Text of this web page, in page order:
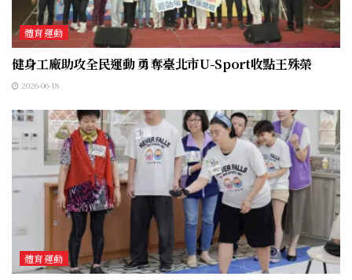
體育運動
健身工廠助攻全民運動 勇奪臺北市U-Sport收點王殊榮
2026-06-18
體育運動